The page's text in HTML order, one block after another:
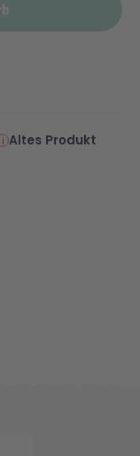
Altes Produkt